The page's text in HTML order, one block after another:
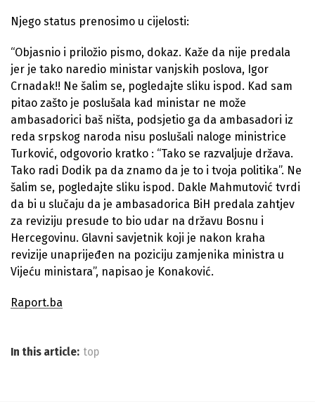
Njego status prenosimo u cijelosti:
“Objasnio i priložio pismo, dokaz. Kaže da nije predala
jer je tako naredio ministar vanjskih poslova, Igor
Crnadak!! Ne šalim se, pogledajte sliku ispod. Kad sam
pitao zašto je poslušala kad ministar ne može
ambasadorici baš ništa, podsjetio ga da ambasadori iz
reda srpskog naroda nisu poslušali naloge ministrice
Turković, odgovorio kratko : “Tako se razvaljuje država.
Tako radi Dodik pa da znamo da je to i tvoja politika”. Ne
šalim se, pogledajte sliku ispod. Dakle Mahmutović tvrdi
da bi u slučaju da je ambasadorica BiH predala zahtjev
za reviziju presude to bio udar na državu Bosnu i
Hercegovinu. Glavni savjetnik koji je nakon kraha
revizije unaprijeđen na poziciju zamjenika ministra u
Vijeću ministara”, napisao je Konaković.
Raport.ba
In this article: top